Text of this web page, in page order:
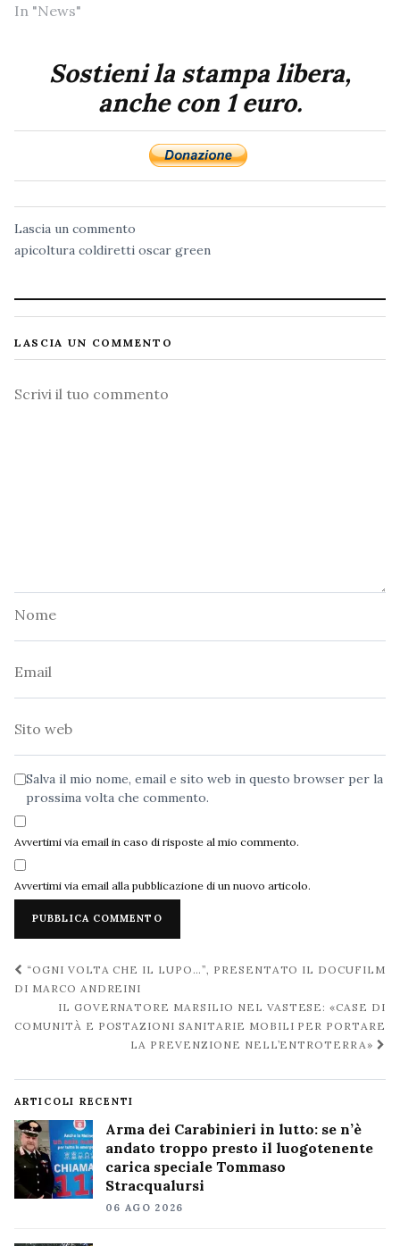
In "News"
Sostieni la stampa libera,
anche con 1 euro.
Lascia un commento
apicoltura coldiretti oscar green
LASCIA UN COMMENTO
Commento
Salva il mio nome, email e sito web in questo browser per la
prossima volta che commento.
Avvertimi via email in caso di risposte al mio commento.
Avvertimi via email alla pubblicazione di un nuovo articolo.
Navigazione
post
“OGNI VOLTA CHE IL LUPO…”, PRESENTATO IL DOCUFILM
DI MARCO ANDREINI
IL GOVERNATORE MARSILIO NEL VASTESE: «CASE DI
COMUNITÀ E POSTAZIONI SANITARIE MOBILI PER PORTARE
LA PREVENZIONE NELL’ENTROTERRA»
ARTICOLI RECENTI
Arma dei Carabinieri in lutto: se n’è
andato troppo presto il luogotenente
carica speciale Tommaso
Stracqualursi
06 AGO 2026